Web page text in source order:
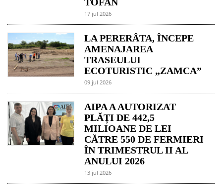
17 jul 2026
LA PERERÂTA, ÎNCEPE
AMENAJAREA
TRASEULUI
ECOTURISTIC „ZAMCA”
09 jul 2026
AIPA A AUTORIZAT
PLĂȚI DE 442,5
MILIOANE DE LEI
CĂTRE 550 DE FERMIERI
ÎN TRIMESTRUL II AL
ANULUI 2026
13 jul 2026